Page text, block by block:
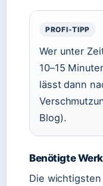
PROFI-TIPP
Wer unter
10–15
lässt dann
Blog).
Benötigte
Die